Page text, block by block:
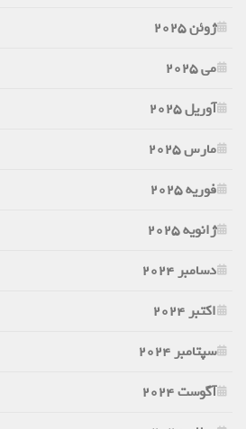
ژوئن 2025
می 2025
آوریل 2025
مارس 2025
فوریه 2025
ژانویه 2025
دسامبر 2024
اکتبر 2024
سپتامبر 2024
آگوست 2024